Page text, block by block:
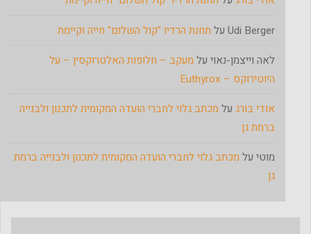
Udi Berger על תחנת הרדיו "קול השלום" חייה וקיימת
לאה וייצמן-נאוי על מעקב – חלופות האלטרוקסין – על
היוטירוקס – Euthyrox
אודי בורג על מכתב גלוי לחברי הועדה המקומית לתכנון ולבנייה
ברמת גן
מוטי על מכתב גלוי לחברי הועדה המקומית לתכנון ולבנייה ברמת
גן